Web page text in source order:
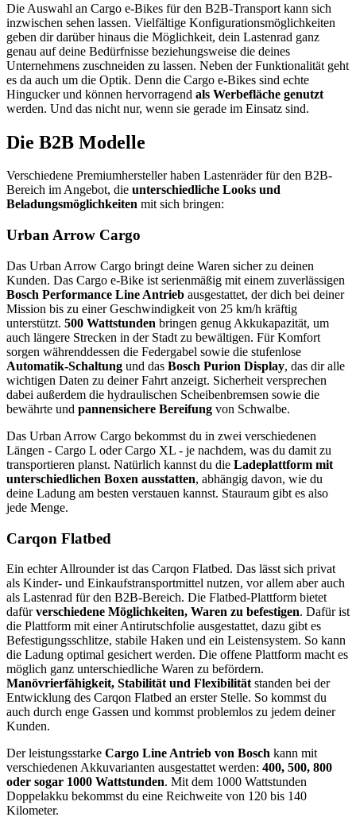
Die Auswahl an Cargo e-Bikes für den B2B-Transport kann sich
inzwischen sehen lassen. Vielfältige Konfigurationsmöglichkeiten
geben dir darüber hinaus die Möglichkeit, dein Lastenrad ganz
genau auf deine Bedürfnisse beziehungsweise die deines
Unternehmens zuschneiden zu lassen. Neben der Funktionalität geht
es da auch um die Optik. Denn die Cargo e-Bikes sind echte
Hingucker und können hervorragend als Werbefläche genutzt
werden. Und das nicht nur, wenn sie gerade im Einsatz sind.
Die B2B Modelle
Verschiedene Premiumhersteller haben Lastenräder für den B2B-
Bereich im Angebot, die unterschiedliche Looks und
Beladungsmöglichkeiten mit sich bringen:
Urban Arrow Cargo
Das Urban Arrow Cargo bringt deine Waren sicher zu deinen
Kunden. Das Cargo e-Bike ist serienmäßig mit einem zuverlässigen
Bosch Performance Line Antrieb ausgestattet, der dich bei deiner
Mission bis zu einer Geschwindigkeit von 25 km/h kräftig
unterstützt. 500 Wattstunden bringen genug Akkukapazität, um
auch längere Strecken in der Stadt zu bewältigen. Für Komfort
sorgen währenddessen die Federgabel sowie die stufenlose
Automatik-Schaltung und das Bosch Purion Display, das dir alle
wichtigen Daten zu deiner Fahrt anzeigt. Sicherheit versprechen
dabei außerdem die hydraulischen Scheibenbremsen sowie die
bewährte und pannensichere Bereifung von Schwalbe.
Das Urban Arrow Cargo bekommst du in zwei verschiedenen
Längen - Cargo L oder Cargo XL - je nachdem, was du damit zu
transportieren planst. Natürlich kannst du die Ladeplattform mit
unterschiedlichen Boxen ausstatten, abhängig davon, wie du
deine Ladung am besten verstauen kannst. Stauraum gibt es also
jede Menge.
Carqon Flatbed
Ein echter Allrounder ist das Carqon Flatbed. Das lässt sich privat
als Kinder- und Einkaufstransportmittel nutzen, vor allem aber auch
als Lastenrad für den B2B-Bereich. Die Flatbed-Plattform bietet
dafürverschiedene Möglichkeiten, Waren zu befestigen. Dafür ist
die Plattform mit einer Antirutschfolie ausgestattet, dazu gibt es
Befestigungsschlitze, stabile Haken und ein Leistensystem. So kann
die Ladung optimal gesichert werden. Die offene Plattform macht es
möglich ganz unterschiedliche Waren zu befördern.
Manövrierfähigkeit, Stabilität und Flexibilität standen bei der
Entwicklung des Carqon Flatbed an erster Stelle. So kommst du
auch durch enge Gassen und kommst problemlos zu jedem deiner
Kunden.
Der leistungsstarke Cargo Line Antrieb von Bosch kann mit
verschiedenen Akkuvarianten ausgestattet werden: 400, 500, 800
oder sogar 1000 Wattstunden. Mit dem 1000 Wattstunden
Doppelakku bekommst du eine Reichweite von 120 bis 140
Kilometer.